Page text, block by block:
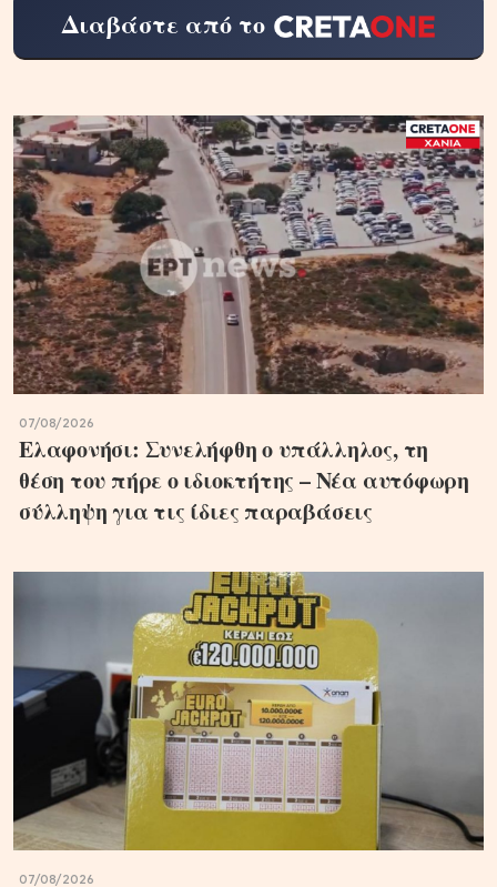
Διαβάστε από το
07/08/2026
Ελαφονήσι: Συνελήφθη ο υπάλληλος, τη
θέση του πήρε ο ιδιοκτήτης – Νέα αυτόφωρη
σύλληψη για τις ίδιες παραβάσεις
07/08/2026